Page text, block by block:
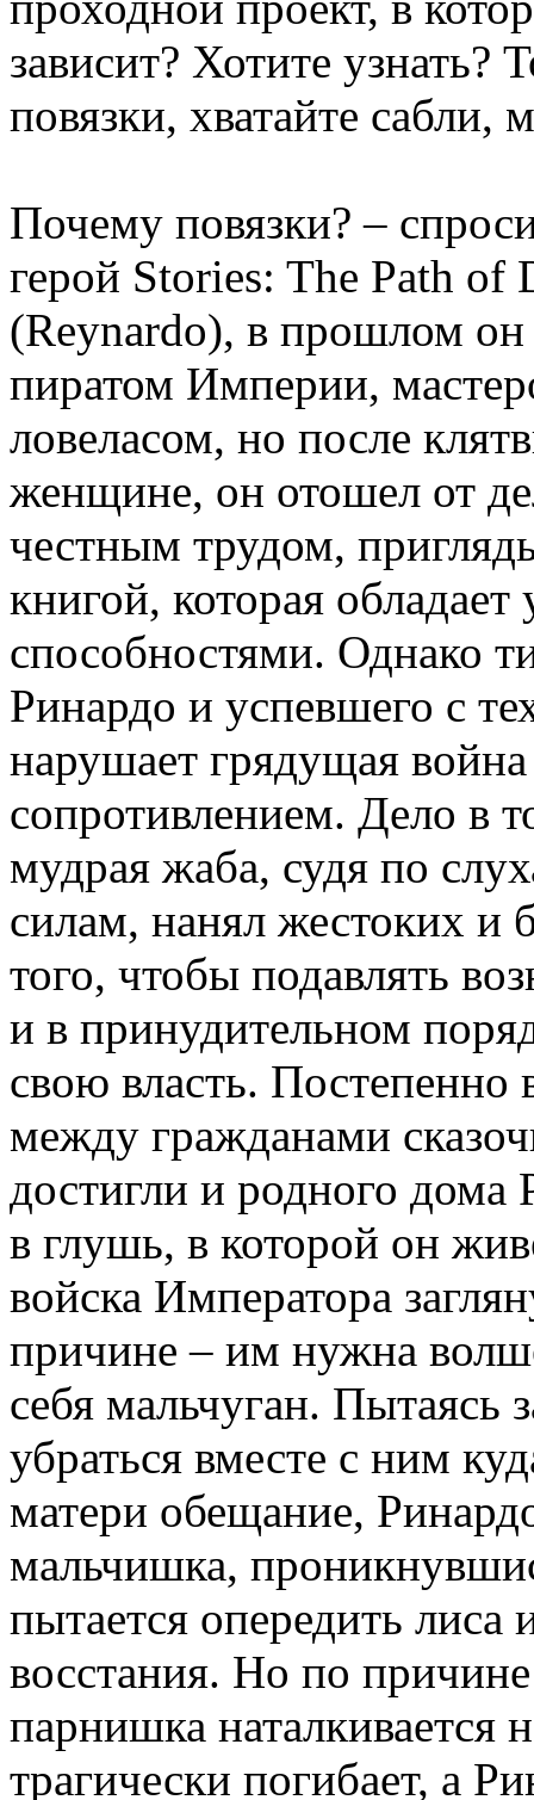
зависит? Хотите узнать?
повязки, хватайте
Почему повязки? –
герой Stories: The Path of
(Reynardo), в прошлом
пиратом Империи,
ловеласом, но после
женщине, он отошел от
честным трудом,
книгой, которая
способностями. Однако
Ринардо и успевшего с
нарушает грядущая
сопротивлением. Дело в
мудрая жаба, судя по
силам, нанял жестоких и
того, чтобы подавлять
и в принудительном
свою власть. Постепенно
между гражданами
достигли и родного дома
в глушь, в которой он
войска Императора
причине – им нужна
себя мальчуган. Пытаясь
убраться вместе с ним
матери обещание,
мальчишка,
пытается опередить лиса
восстания. Но по
парнишка наталкивается
трагически погибает, а